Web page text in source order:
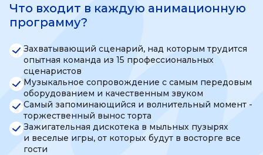
Что входит в каждую анимационную
программу?
Захватывающий сценарий, над которым трудится
опытная команда из 15 профессиональных
сценаристов
Музыкальное сопровождение с самым передовым
оборудованием и качественным звуком
Самый запоминающийся и волнительный момент -
торжественный вынос торта
Зажигательная дискотека в мыльных пузырях
и веселые игры, от которых будут в восторге все
гости